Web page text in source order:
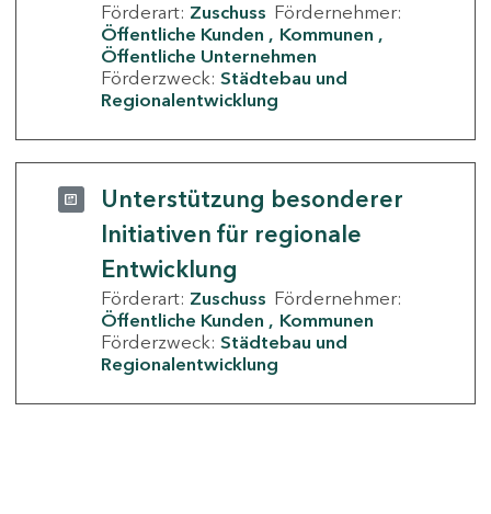
Förderart: Zuschuss Fördernehmer:
Öffentliche Kunden
Kommunen
Öffentliche Unternehmen
Förderzweck: Städtebau und
Regionalentwicklung
Unterstützung besonderer
Initiativen für regionale
Entwicklung
Förderart: Zuschuss Fördernehmer:
Öffentliche Kunden
Kommunen
Förderzweck: Städtebau und
Regionalentwicklung